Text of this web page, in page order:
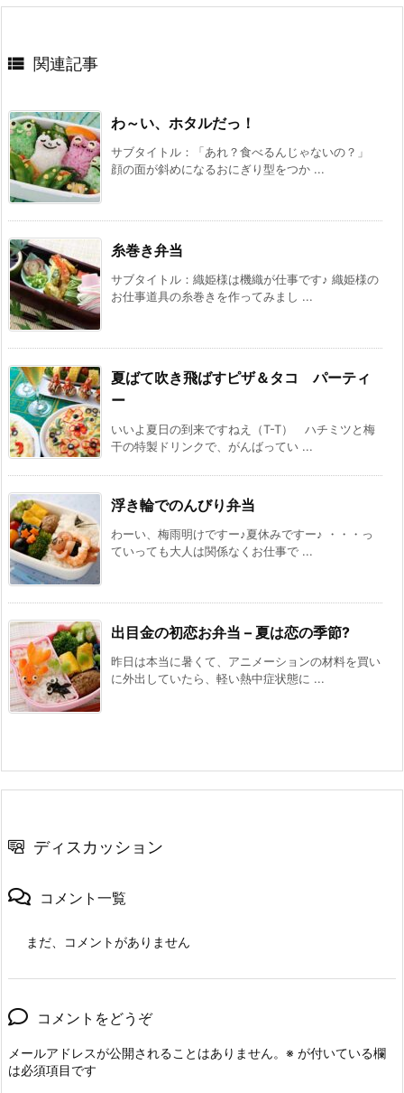
 関連記事
わ～い、ホタルだっ！
サブタイトル：「あれ？食べるんじゃないの？」
顔の面が斜めになるおにぎり型をつか ...
糸巻き弁当
サブタイトル：織姫様は機織が仕事です♪ 織姫様の
お仕事道具の糸巻きを作ってみまし ...
夏ばて吹き飛ばすピザ＆タコ パーティ
ー
いいよ夏日の到来ですねえ（T-T） ハチミツと梅
干の特製ドリンクで、がんばってい ...
浮き輪でのんびり弁当
わーい、梅雨明けですー♪夏休みですー♪ ・・・っ
ていっても大人は関係なくお仕事で ...
出目金の初恋お弁当 – 夏は恋の季節?
昨日は本当に暑くて、アニメーションの材料を買い
に外出していたら、軽い熱中症状態に ...
ディスカッション
コメント一覧
まだ、コメントがありません
コメントをどうぞ
メールアドレスが公開されることはありません。 ※ が付いている欄
は必須項目です